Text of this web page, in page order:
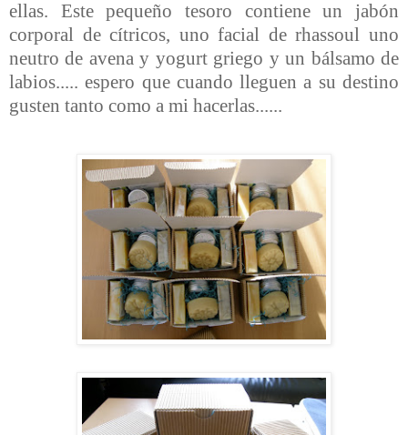
ellas. Este pequeño tesoro contiene un jabón
corporal de cítricos, uno facial de rhassoul uno
neutro de avena y yogurt griego y un bálsamo de
labios..... espero que cuando lleguen a su destino
gusten tanto como a mi hacerlas......